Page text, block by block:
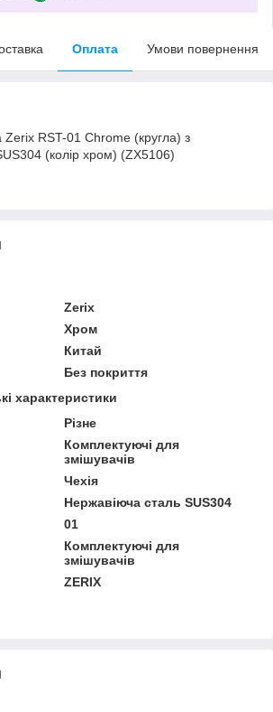
Оплата Умови повернення
RST-01 Chrome (кругла) з
(колір хром) (ZX5106)
Zerix
Хром
Китай
Без покриття
характеристики
Різне
Комплектуючі для
змішувачів
Чехія
Нержавіюча сталь SUS304
01
Комплектуючі для
змішувачів
ZERIX